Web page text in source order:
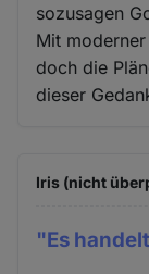
sozusagen
Mit
doch die
dieser
Iris (nicht
"Es